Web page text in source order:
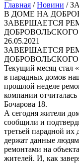
Главная / Новини /
В ДОМЕ НА
ЗАВЕРШАЕТСЯ
ДОБРОВОЛЬСКОГО
26.05.2021
ЗАВЕРШАЕТСЯ
ДОБРОВОЛЬСКОГО
Текущий месяц стал
в парадных домов
прошлой неделе
компании
Бочарова 18.
А сегодня жители
сообщили и
третьей парадной
держат данные
ремонтами на
жителей. И, как